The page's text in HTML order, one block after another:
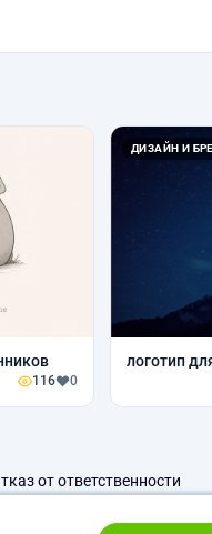
116 0
ДИЗАЙН И
логотип
от ответственности